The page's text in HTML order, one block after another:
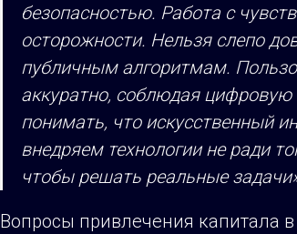
безопасностью. Работа с
осторожности. Нельзя слепо
публичным алгоритмам.
аккуратно, соблюдая цифровую
понимать, что искусственный
внедряем технологии не ради
чтобы решать реальные
Вопросы привлечения капитала